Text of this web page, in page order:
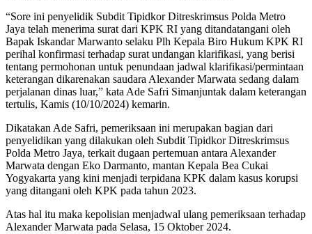
“Sore ini penyelidik Subdit Tipidkor Ditreskrimsus Polda Metro
Jaya telah menerima surat dari KPK RI yang ditandatangani oleh
Bapak Iskandar Marwanto selaku Plh Kepala Biro Hukum KPK RI
perihal konfirmasi terhadap surat undangan klarifikasi, yang berisi
tentang permohonan untuk penundaan jadwal klarifikasi/permintaan
keterangan dikarenakan saudara Alexander Marwata sedang dalam
perjalanan dinas luar,” kata Ade Safri Simanjuntak dalam keterangan
tertulis, Kamis (10/10/2024) kemarin.
Dikatakan Ade Safri, pemeriksaan ini merupakan bagian dari
penyelidikan yang dilakukan oleh Subdit Tipidkor Ditreskrimsus
Polda Metro Jaya, terkait dugaan pertemuan antara Alexander
Marwata dengan Eko Darmanto, mantan Kepala Bea Cukai
Yogyakarta yang kini menjadi terpidana KPK dalam kasus korupsi
yang ditangani oleh KPK pada tahun 2023.
Atas hal itu maka kepolisian menjadwal ulang pemeriksaan terhadap
Alexander Marwata pada Selasa, 15 Oktober 2024.